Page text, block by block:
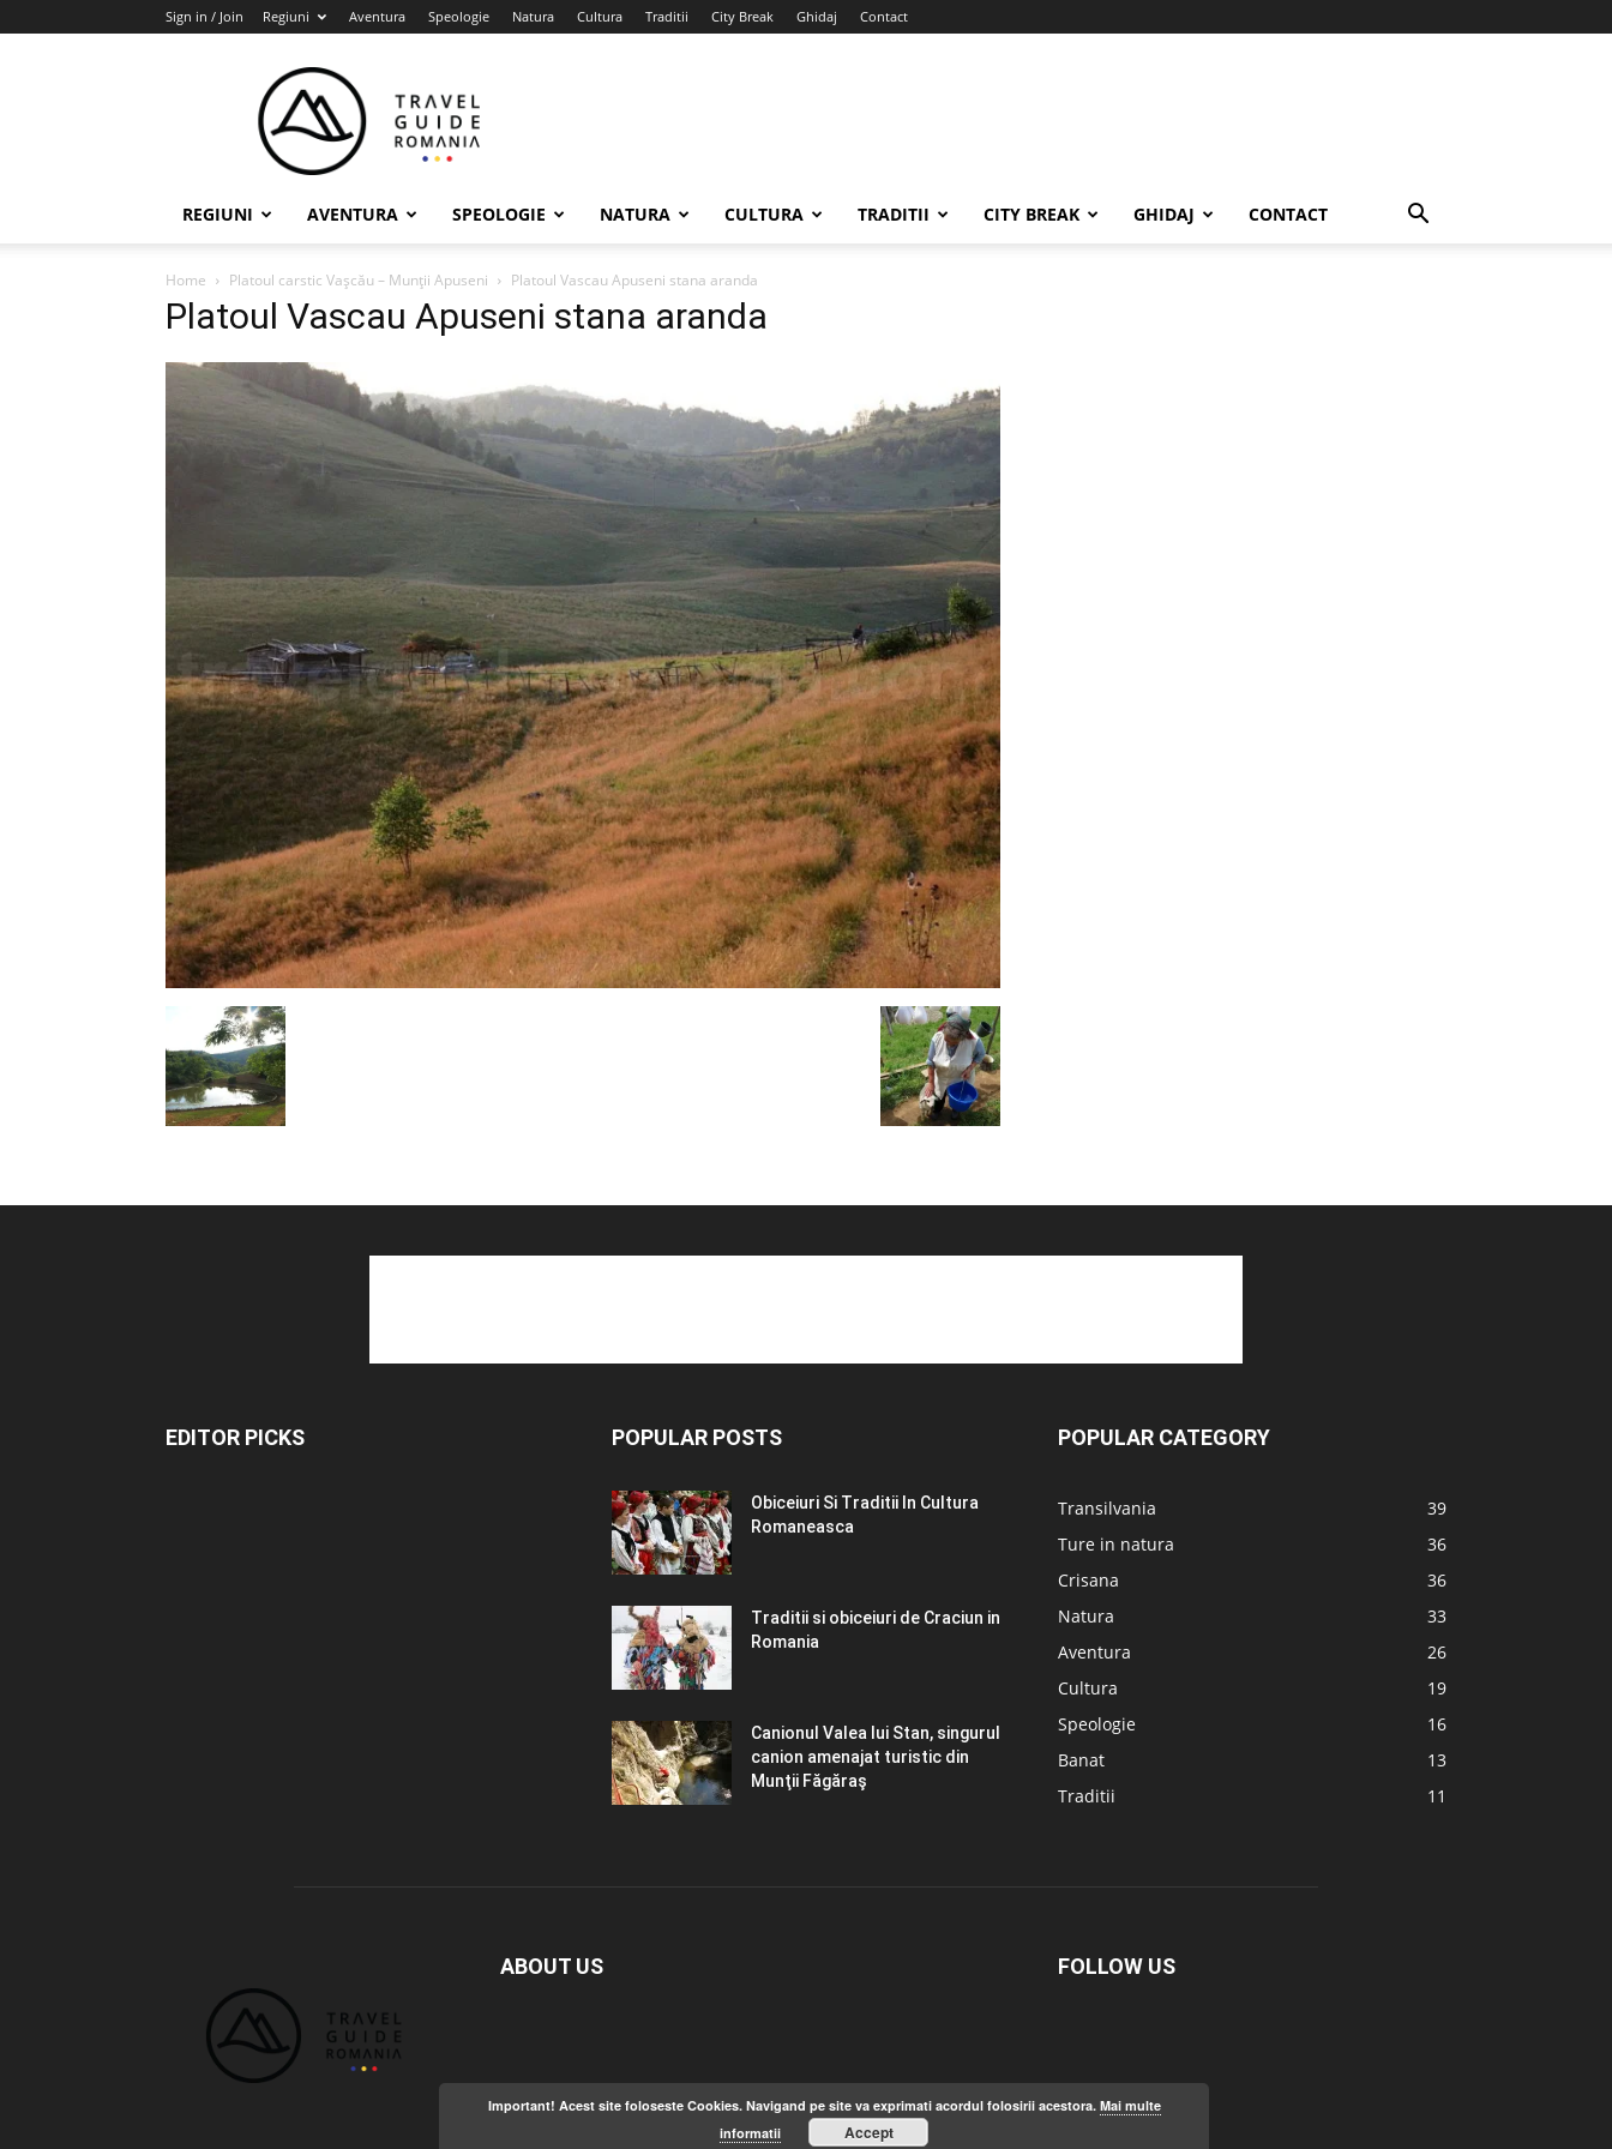
Sign in / Join Regiuni Aventura Speologie Natura Cultura Traditii City Break Ghidaj Contact
Guide
Romania
REGIUNI AVENTURA SPEOLOGIE NATURA CULTURA TRADITII CITY BREAK GHIDAJ CONTACT
Home Platoul carstic Vaşcău – Munţii Apuseni Platoul Vascau Apuseni stana aranda
Platoul Vascau Apuseni stana aranda
EDITOR PICKS POPULAR POSTS
Obiceiuri Si Traditii In Cultura
Romaneasca
Traditii si obiceiuri de Craciun in
Romania
Canionul Valea lui Stan, singurul
canion amenajat turistic din
Munţii Făgăraş
POPULAR CATEGORY
Transilvania
39
Ture in natura
36
Crisana
36
Natura
33
Aventura
26
Cultura
19
Speologie
16
Banat
13
Traditii
11
ABOUT US FOLLOW US
Important! Acest site foloseste Cookies. Navigand pe site va exprimati acordul folosirii acestora. Mai multe
informatii
Accept